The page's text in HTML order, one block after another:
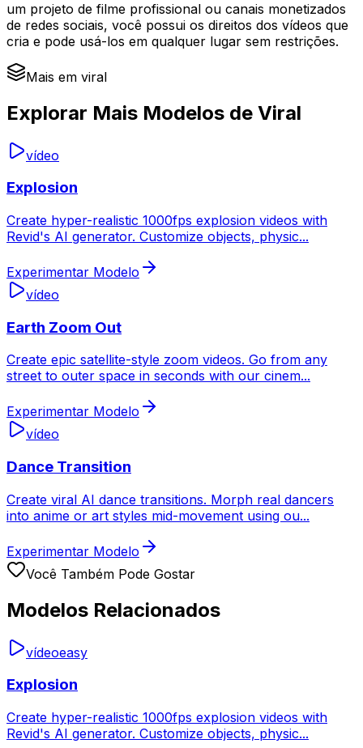
um projeto de filme profissional ou canais monetizados
de redes sociais, você possui os direitos dos vídeos que
cria e pode usá-los em qualquer lugar sem restrições.
Mais em viral
Explorar Mais Modelos de Viral
vídeo
Explosion
Create hyper-realistic 1000fps explosion videos with
Revid's AI generator. Customize objects, physic...
Experimentar Modelo
vídeo
Earth Zoom Out
Create epic satellite-style zoom videos. Go from any
street to outer space in seconds with our cinem...
Experimentar Modelo
vídeo
Dance Transition
Create viral AI dance transitions. Morph real dancers
into anime or art styles mid-movement using ou...
Experimentar Modelo
Você Também Pode Gostar
Modelos Relacionados
vídeoeasy
Explosion
Create hyper-realistic 1000fps explosion videos with
Revid's AI generator. Customize objects, physic...